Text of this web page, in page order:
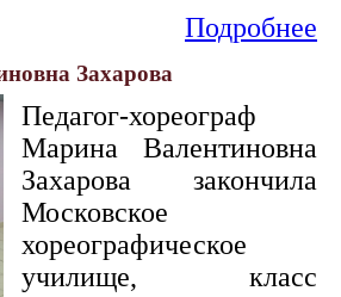
Подробнее
Захарова
Педагог-хореограф
Марина Валентиновна
Захарова закончила
Московское
хореографическое
училище, класс